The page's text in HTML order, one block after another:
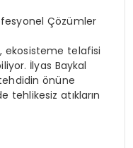
Çözümler
ekosisteme telafisi
İlyas Baykal
önüne
atıkların